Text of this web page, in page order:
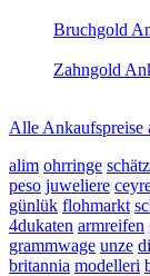
Bruchgold
Zahngold
Alle Ankaufspreise
alim ohrringe
peso juweliere
günlük flohmarkt
4dukaten armreifen
grammwage unze
britannia modelleri